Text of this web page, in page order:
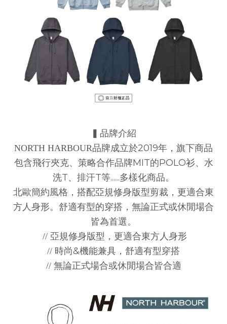
▍品牌介紹
NORTH HARBOUR品牌成立於2019年，旗下商品
包含飛行夾克、策略合作品牌MIT的POLO衫、水
洗T、排汗T等......多樣化商品。
北歐簡約風格，搭配亞規修身版型剪裁，更適合東
方人身形。 舒適有型的穿搭，無論正式或休閒場合
皆為首選。
// 亞規修身版型，更適合東方人身形
// 時尚&機能兼具，舒適有型穿搭
// 無論正式場合或休閒場合皆合適